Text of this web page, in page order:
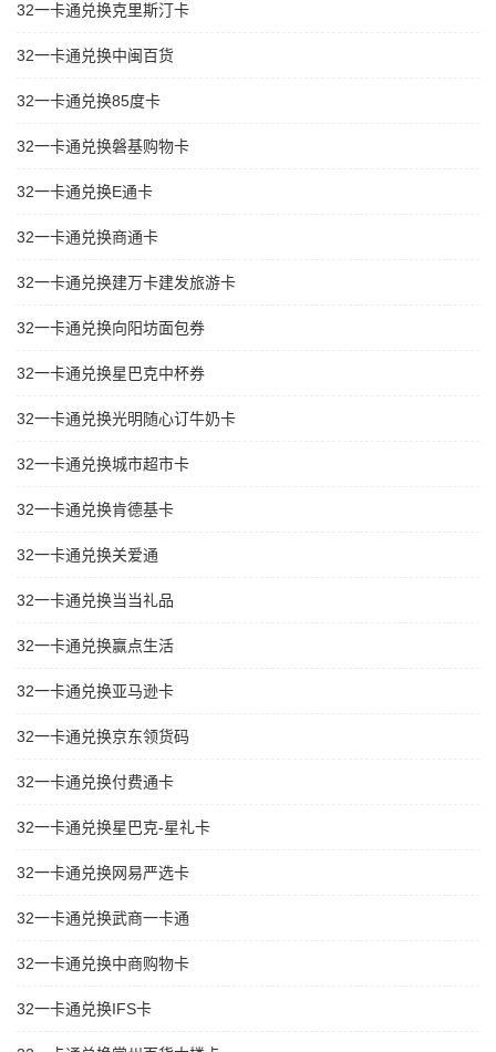
32一卡通兑换克里斯汀卡
32一卡通兑换中闽百货
32一卡通兑换85度卡
32一卡通兑换磐基购物卡
32一卡通兑换E通卡
32一卡通兑换商通卡
32一卡通兑换建万卡建发旅游卡
32一卡通兑换向阳坊面包券
32一卡通兑换星巴克中杯券
32一卡通兑换光明随心订牛奶卡
32一卡通兑换城市超市卡
32一卡通兑换肯德基卡
32一卡通兑换关爱通
32一卡通兑换当当礼品
32一卡通兑换赢点生活
32一卡通兑换亚马逊卡
32一卡通兑换京东领货码
32一卡通兑换付费通卡
32一卡通兑换星巴克-星礼卡
32一卡通兑换网易严选卡
32一卡通兑换武商一卡通
32一卡通兑换中商购物卡
32一卡通兑换IFS卡